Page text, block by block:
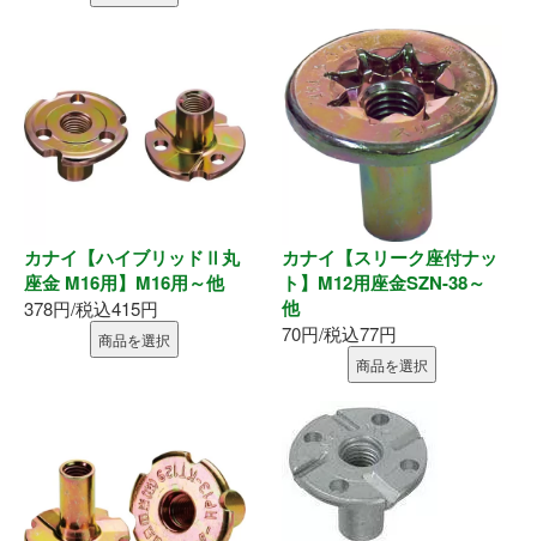
測定・検査
大工道具
作業用品
お支払い方法
カナイ【ハイブリッドⅡ丸
座金 M16用】M16用～他
378円/税込415円
商品を選択
カナイ【スリーク座付ナッ
ト】M12用座金SZN-38～
他
70円/税込77円
商品を選択